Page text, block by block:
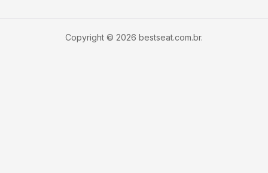
Copyright © 2026 bestseat.com.br.